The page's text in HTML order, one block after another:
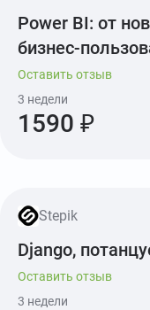
Power BI: от
бизнес-
Оставить отзыв
3 недели
1590 ₽
Stepik
Django,
Оставить отзыв
3 недели